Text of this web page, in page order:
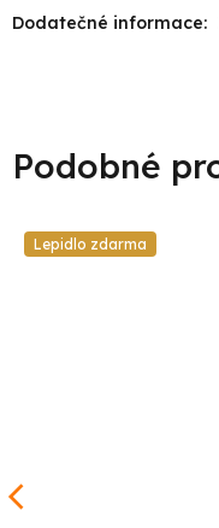
Dodatečné informace:
Lepidlo zdarma